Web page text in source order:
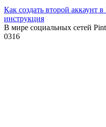
Как создать второй аккаунт
инструкция
В мире социальных сетей
0316